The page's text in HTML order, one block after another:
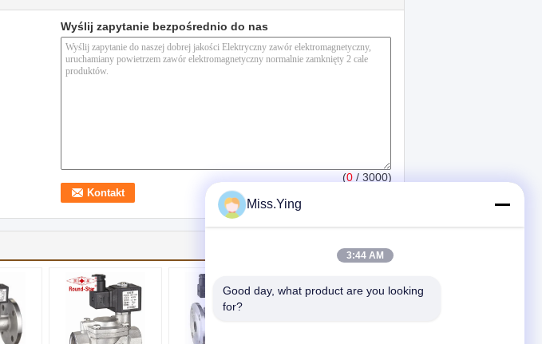
Wyślij zapytanie bezpośrednio do nas
(0 / 3000)
Miss.Ying
3:44 AM
Good day, what product are you looking
for?